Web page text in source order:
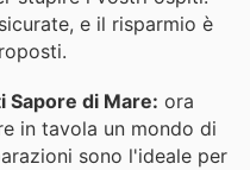
e il risparmio è
Sapore di Mare: ora
in tavola un mondo di
sono l'ideale per